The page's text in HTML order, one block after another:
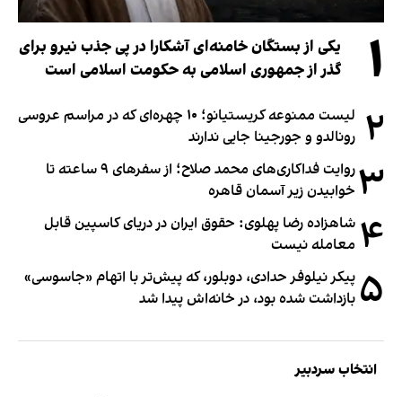
۱
یکی از بستگان خامنه‌ای آشکارا در پی جذب نیرو برای
گذر از جمهوری اسلامی به حکومت اسلامی است
۲
لیست ممنوعه کریستیانو؛ ۱۰ چهره‌ای که در مراسم عروسی
رونالدو و جورجینا جایی ندارند
۳
روایت فداکاری‌های محمد صلاح؛ از سفرهای ۹ ساعته تا
خوابیدن زیر آسمان قاهره
۴ شاهزاده رضا پهلوی: حقوق ایران در دریای کاسپین قابل
معامله نیست
۵ پیکر نیلوفر حدادی، دوبلور، که پیش‌تر با اتهام «جاسوسی»
بازداشت شده بود، در خانه‌اش پیدا شد
انتخاب سردبیر